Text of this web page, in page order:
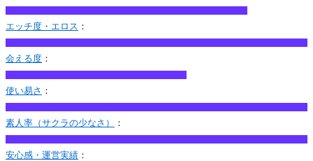
エッチ度・エロス ：
会える度 ：
使い易さ ：
素人率（サクラの少なさ） ：
安心感・運営実績 ：